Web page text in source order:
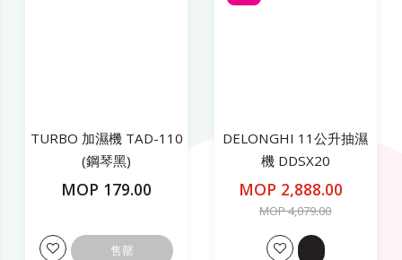
TURBO 加濕機 TAD-110
(鋼琴黑)
MOP 179.00
售罄
DELONGHI 11公升抽濕
機 DDSX20
MOP 2,888.00
MOP 4,079.00